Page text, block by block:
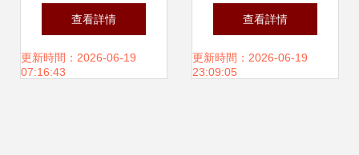
程 26個研究生精品
項目創投資新典范
查看詳情
更新時間：2026-06-19
07:16:43
小投資、快回本的
教育項目解析
查看詳情
更新時間：2026-06-19
23:09:05